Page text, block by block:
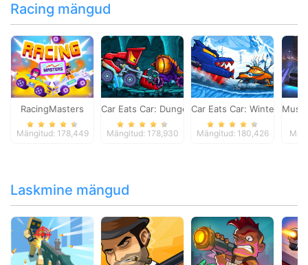
Racing mängud
RacingMasters
Mängitud: 178,449
Car Eats Car: Dungeon Adventure
Mängitud: 178,930
Car Eats Car: Winter
Mängitud: 180,426
Laskmine mängud